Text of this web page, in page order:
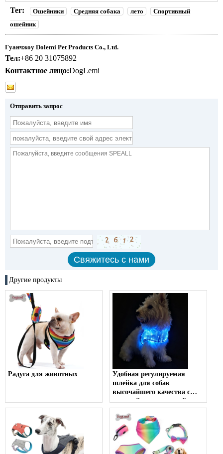
Тег: Ошейники Средняя собака лето
Спортивный
ошейник
Гуанчжоу Dolemi Pet Products Co., Ltd.
Тел:+86 20 31075892
Контактное лицо:DogLemi
Отправить запрос
Другие продукты
Радуга для животных
Удобная регулируемая
шлейка для собак
высочайшего качества с
защитой от тяги, шлейка
для собаки с
индивидуальным
логотипом, шлейка для
собаки, аксессуары для
домашних животных